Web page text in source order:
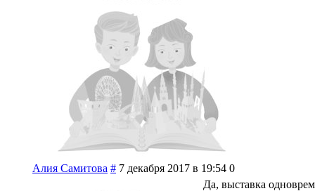
Алия Самитова # 7 декабря 2017 в 19:54 0
Да, выставка